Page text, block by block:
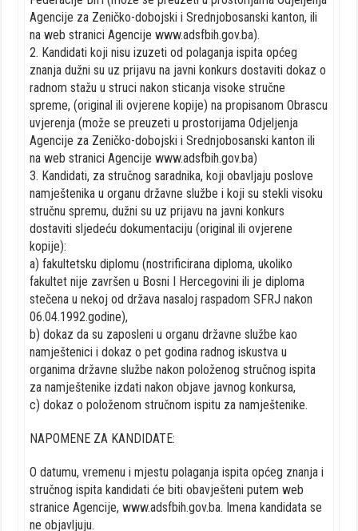
Agencije za Zeničko-dobojski i Srednjobosanski kanton, ili
na web stranici Agencije www.adsfbih.gov.ba).
2. Kandidati koji nisu izuzeti od polaganja ispita općeg
znanja dužni su uz prijavu na javni konkurs dostaviti dokaz o
radnom stažu u struci nakon sticanja visoke stručne
spreme, (original ili ovjerene kopije) na propisanom Obrascu
uvjerenja (može se preuzeti u prostorijama Odjeljenja
Agencije za Zeničko-dobojski i Srednjobosanski kanton ili
na web stranici Agencije www.adsfbih.gov.ba)
3. Kandidati, za stručnog saradnika, koji obavljaju poslove
namještenika u organu državne službe i koji su stekli visoku
stručnu spremu, dužni su uz prijavu na javni konkurs
dostaviti sljedeću dokumentaciju (original ili ovjerene
kopije):
a) fakultetsku diplomu (nostrificirana diploma, ukoliko
fakultet nije završen u Bosni I Hercegovini ili je diploma
stečena u nekoj od država nasaloj raspadom SFRJ nakon
06.04.1992.godine),
b) dokaz da su zaposleni u organu državne službe kao
namještenici i dokaz o pet godina radnog iskustva u
organima državne službe nakon položenog stručnog ispita
za namještenike izdati nakon objave javnog konkursa,
c) dokaz o položenom stručnom ispitu za namještenike.
NAPOMENE ZA KANDIDATE:
O datumu, vremenu i mjestu polaganja ispita općeg znanja i
stručnog ispita kandidati će biti obavješteni putem web
stranice Agencije, www.adsfbih.gov.ba. Imena kandidata se
ne objavljuju.